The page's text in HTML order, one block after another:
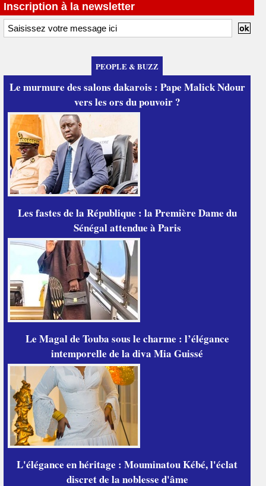
Inscription à la newsletter
PEOPLE & BUZZ
Le murmure des salons dakarois : Pape Malick Ndour
vers les ors du pouvoir ?
Les fastes de la République : la Première Dame du
Sénégal attendue à Paris
Le Magal de Touba sous le charme : l’élégance
intemporelle de la diva Mia Guissé
L'élégance en héritage : Mouminatou Kébé, l'éclat
discret de la noblesse d'âme